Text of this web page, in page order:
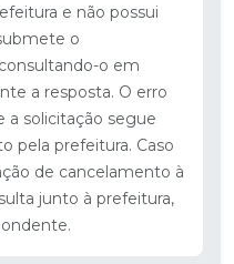
e não possui
o
o em
a resposta. O erro
a solicitação segue
pela prefeitura. Caso
de cancelamento à
junto à prefeitura,